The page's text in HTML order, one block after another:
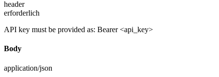
header
erforderlich
API key must be provided as: Bearer <api_key>
Body
application/json